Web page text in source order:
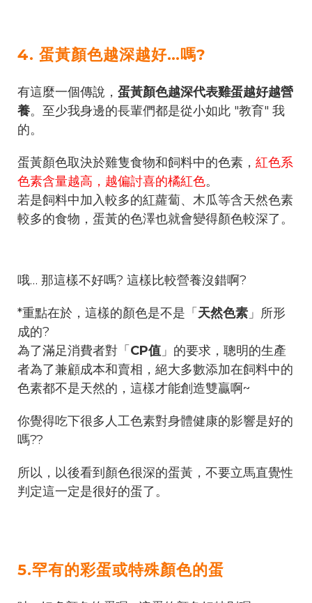
4. 蛋黃顏色越深越好…嗎?
有這麼一個傳說， 蛋黃顏色越深代表雞蛋越好越營
養。至少我身邊的長輩們都是從小如此 "教育" 我
的。
蛋黃顏色取決於雞隻食物和飼料中的色素， 紅色系
色素含量越高，越偏討喜的橘紅色。
若是飼料中加入較多的紅蘿蔔、木瓜等含天然色素
較多的食物，蛋黃的色澤也就會變得顏色較深了。
哦… 那這樣不好嗎? 這樣比較營養沒錯啊?
*重點在於，這樣的顏色是不是「天然色素 」所形
成的?
為了滿足消費者對「CP值 」的要求，聰明的生產
者為了兼顧成本和賣相，絕大多數添加在飼料中的
色素都不是天然的，這樣才能創造雙贏啊~
你覺得吃下很多人工色素對身體健康的影響是好的
嗎??
所以，以後看到顏色很深的蛋黃，不要立馬直覺性
判定這一定是很好的蛋了。
5.罕有的彩蛋或特殊顏色的蛋